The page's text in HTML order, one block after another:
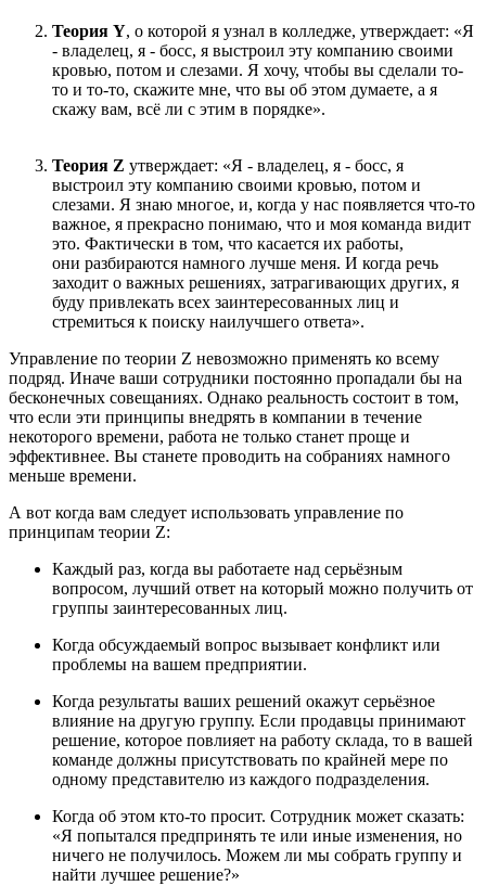
Теория Y, о которой я узнал в колледже, утверждает: «Я
- владелец, я - босс, я выстроил эту компанию своими
кровью, потом и слезами. Я хочу, чтобы вы сделали то-
то и то-то, скажите мне, что вы об этом думаете, а я
скажу вам, всё ли с этим в порядке».
Теория Z утверждает: «Я - владелец, я - босс, я
выстроил эту компанию своими кровью, потом и
слезами. Я знаю многое, и, когда у нас появляется что-то
важное, я прекрасно понимаю, что и моя команда видит
это. Фактически в том, что касается их работы,
они разбираются намного лучше меня. И когда речь
заходит о важных решениях, затрагивающих других, я
буду привлекать всех заинтересованных лиц и
стремиться к поиску наилучшего ответа».
Управление по теории Z невозможно применять ко всему
подряд. Иначе ваши сотрудники постоянно пропадали бы на
бесконечных совещаниях. Однако реальность состоит в том,
что если эти принципы внедрять в компании в течение
некоторого времени, работа не только станет проще и
эффективнее. Вы станете проводить на собраниях намного
меньше времени.
А вот когда вам следует использовать управление по
принципам теории Z:
Каждый раз, когда вы работаете над серьёзным
вопросом, лучший ответ на который можно получить от
группы заинтересованных лиц.
Когда обсуждаемый вопрос вызывает конфликт или
проблемы на вашем предприятии.
Когда результаты ваших решений окажут серьёзное
влияние на другую группу. Если продавцы принимают
решение, которое повлияет на работу склада, то в вашей
команде должны присутствовать по крайней мере по
одному представителю из каждого подразделения.
Когда об этом кто-то просит. Сотрудник может сказать:
«Я попытался предпринять те или иные изменения, но
ничего не получилось. Можем ли мы собрать группу и
найти лучшее решение?»